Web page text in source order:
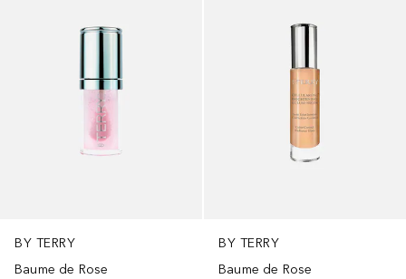
BY TERRY
Baume de Rose
BY TERRY
Baume de Rose